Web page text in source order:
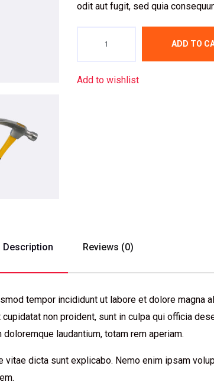
odit aut fugit, sed quia
ADD TO
Add to wishlist
Description Reviews (0)
tempor incididunt ut labore et dolore magna
non proident, sunt in culpa qui officia
laudantium, totam rem aperiam.
dicta sunt explicabo. Nemo enim ipsam